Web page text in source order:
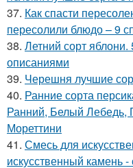
37. Как спасти
пересолили блюдо – 9
38. Летний сорт яблони.
описаниями
39. Черешня лучшие
40. Ранние сорта
Ранний, Белый Лебедь,
Мореттини
41. Смесь для
искусственный камень -